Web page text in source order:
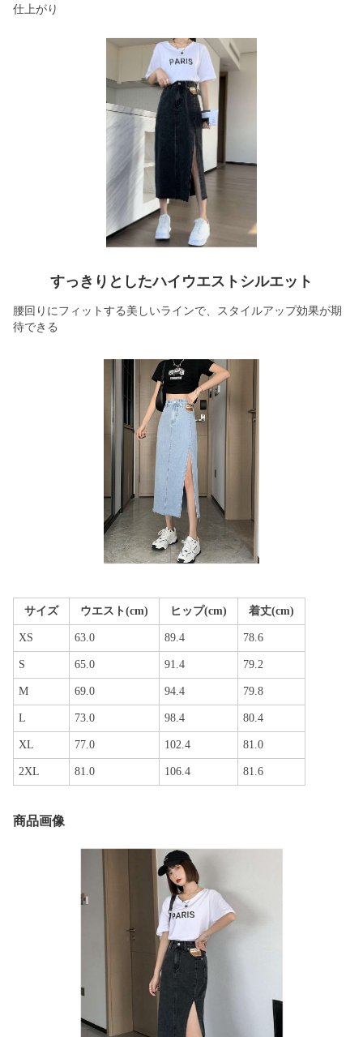
仕上がり
すっきりとしたハイウエストシルエット
腰回りにフィットする美しいラインで、スタイルアップ効果が期
待できる
サイズ ウエスト(cm) ヒップ(cm) 着丈(cm)
XS 63.0 89.4 78.6
S 65.0 91.4 79.2
M 69.0 94.4 79.8
L 73.0 98.4 80.4
XL 77.0 102.4 81.0
2XL 81.0 106.4 81.6
商品画像